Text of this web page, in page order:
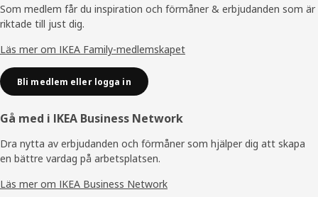
Som medlem får du inspiration och förmåner & erbjudanden som är
riktade till just dig.
Läs mer om IKEA Family-medlemskapet
Bli medlem eller logga in
Gå med i IKEA Business Network
Dra nytta av erbjudanden och förmåner som hjälper dig att skapa
en bättre vardag på arbetsplatsen.
Läs mer om IKEA Business Network